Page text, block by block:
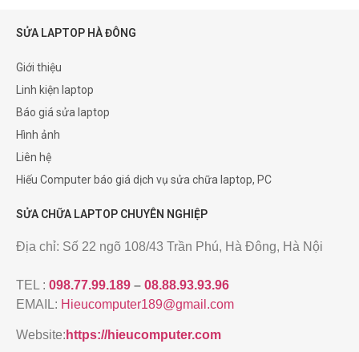
SỬA LAPTOP HÀ ĐÔNG
Giới thiệu
Linh kiện laptop
Báo giá sửa laptop
Hình ảnh
Liên hệ
Hiếu Computer báo giá dịch vụ sửa chữa laptop, PC
SỬA CHỮA LAPTOP CHUYÊN NGHIỆP
Địa chỉ: Số 22 ngõ 108/43 Trần Phú, Hà Đông, Hà Nội
TEL : 098.77.99.189 – 08.88.93.93.96
EMAIL: Hieucomputer189@gmail.com
Website: https://hieucomputer.com